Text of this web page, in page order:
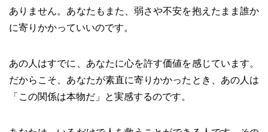
ありません。あなたもまた、弱さや不安を抱えたまま誰か
に寄りかかっていいのです。
あの人はすでに、あなたに心を許す価値を感じています。
だからこそ、あなたが素直に寄りかかったとき、あの人は
「この関係は本物だ」と実感するのです。